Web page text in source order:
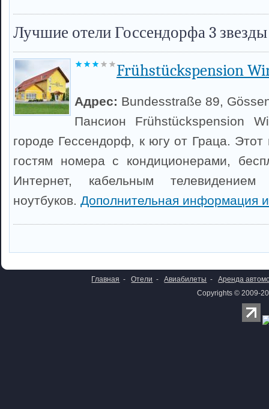
Лучшие отели Госсендорфа 3 звезды
Frühstückspension
Адрес: Bundesstraße 89,
Пансион Frühstückspension
городе Гессендорф, к югу от Граца. Этот
гостям номера с кондиционерами,
Интернет, кабельным
ноутбуков. Дополнительная информация
Главная - Отели - Авиабилеты -
Аренда
Copyrights © 2009-